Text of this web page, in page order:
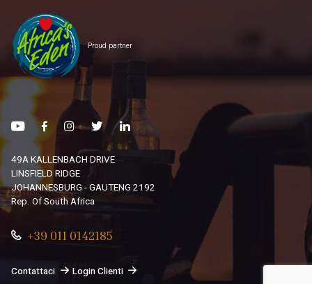
Proud partner
49A KALLENBACH DRIVE
LINSFIELD RIDGE
JOHANNESBURG - GAUTENG 2192
Rep. Of South Africa
+39 011 0142185
Contattaci Login Clienti